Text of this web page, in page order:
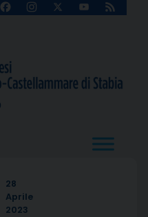
FacebookInstagram
X
YouTube
Feed
28
Aprile
2023